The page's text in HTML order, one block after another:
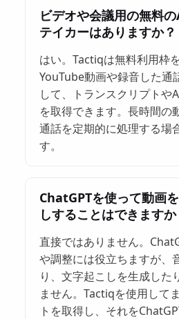
ビデオや会議用の無料
テイカーはありますか？
はい。Tactiqは無料利用枠
YouTube動画や録音した通
して、トランスクリプトや
を取得できます。長時間の
通話を定期的に処理する場
す。
ChatGPTを使って動画
しすることはできますか
直接ではありません。
や調整には役立ちますが、
り、文字起こしを生成した
ません。Tactiqを使用して
トを取得し、それを